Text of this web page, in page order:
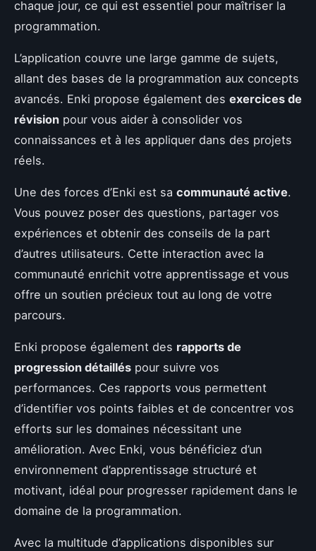
chaque jour, ce qui est essentiel pour maîtriser la
programmation.
L’application couvre une large gamme de sujets,
allant des bases de la programmation aux concepts
avancés. Enki propose également des exercices de
révision pour vous aider à consolider vos
connaissances et à les appliquer dans des projets
réels.
Une des forces d’Enki est sa communauté active.
Vous pouvez poser des questions, partager vos
expériences et obtenir des conseils de la part
d’autres utilisateurs. Cette interaction avec la
communauté enrichit votre apprentissage et vous
offre un soutien précieux tout au long de votre
parcours.
Enki propose également des rapports de
progression détaillés pour suivre vos
performances. Ces rapports vous permettent
d’identifier vos points faibles et de concentrer vos
efforts sur les domaines nécessitant une
amélioration. Avec Enki, vous bénéficiez d’un
environnement d’apprentissage structuré et
motivant, idéal pour progresser rapidement dans le
domaine de la programmation.
Avec la multitude d’applications disponibles sur